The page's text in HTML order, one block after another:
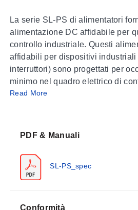
La serie SL-PS di alimentatori
alimentazione DC affidabile per
controllo industriale. Questi
affidabili per dispositivi industriali
interruttori) sono progettati per
minimo nel quadro elettrico di
offre protezione da cortocircuito,
certificati UL/CUL e marcati CE e
SPECIFICHE
Temperatura di esercizio:
Dimensioni:90 H x 100 mm P
Read More
PDF & Manuali
SL-PS_spec
Conformità